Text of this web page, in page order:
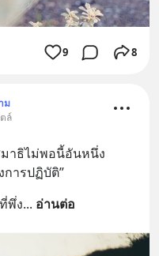
9 8
ม
ล์
าธิไม่พอนี้อันหนึ่ง
ารปฏิบัติ”
พึ่ง... อ่านต่อ